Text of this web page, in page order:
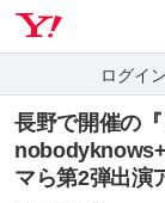
ログイン
長野で開催の『
マら第2弾出演